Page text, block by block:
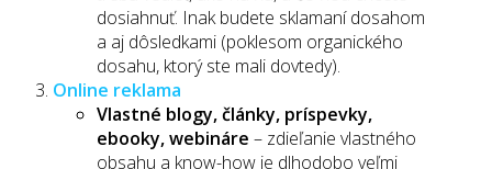
dosiahnuť. Inak budete sklamaní dosahom
a aj dôsledkami (poklesom organického
dosahu, ktorý ste mali dovtedy).
Online reklama
Vlastné blogy, články, príspevky,
ebooky, webináre – zdieľanie vlastného
obsahu a know-how je dlhodobo veľmi